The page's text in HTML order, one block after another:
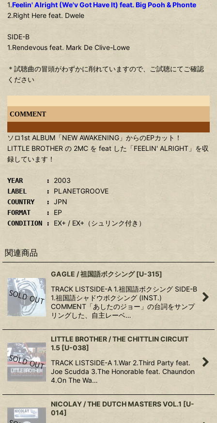
1.Feelin' Alright (We'v Got Have It) feat. Big Pooh & Phonte
2.Right Here feat. Dwele
SIDE-B
1.Rendevous feat. Mark De Clive-Lowe
＊試聴曲の冒頭がわずかに削れていますので、ご試聴にてご確認
ください
COMMENT
ソロ1st ALBUM「NEW AWAKENING」からのEPカット！
LITTLE BROTHER の 2MC を feat した「FEELIN' ALRIGHT」を収
録しています！
YEAR : 2003
LABEL : PLANETGROOVE
COUNTRY : JPN
FORMAT : EP
CONDITION : EX+ / EX+（シュリンク付き）
関連商品
GAGLE / 祖国語ボクシング [U-315]
TRACK LISTSIDE-A 1.祖国語ボクシング SIDE-B
1.祖国語シャドウボクシング (INST.)
COMMENT「あしたのジョー」の台詞をサンプ
リングした、自主レーベ…
LITTLE BROTHER / THE CHITTLIN CIRCUIT
1.5 [U-038]
TRACK LISTSIDE-A 1.War 2.Third Party feat.
Joe Scudda 3.The Honorable feat. Chaundon
4.On The Wa…
NICOLAY / THE DUTCH MASTERS VOL.1 [U-
014]